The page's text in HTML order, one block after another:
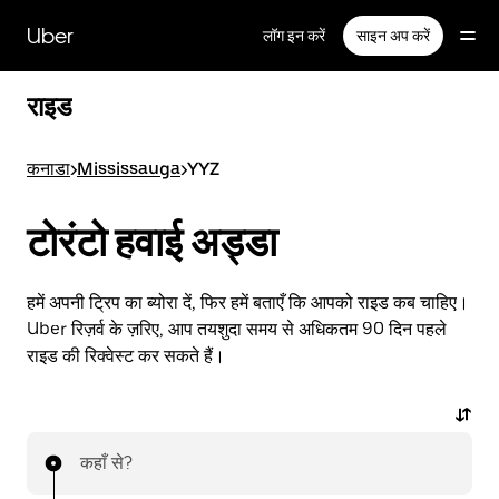
सामग्री
पर
Uber लॉग इन करें साइन अप करें
राइड
कनाडा>Mississauga>YYZ
टोरंटो हवाई अड्डा
हमें अपनी ट्रिप का ब्योरा दें, फिर हमें बताएँ कि आपको राइड कब चाहिए।
Uber रिज़र्व के ज़रिए, आप तयशुदा समय से अधिकतम 90 दिन पहले
राइड की रिक्वेस्ट कर सकते हैं।
कहाँ से?